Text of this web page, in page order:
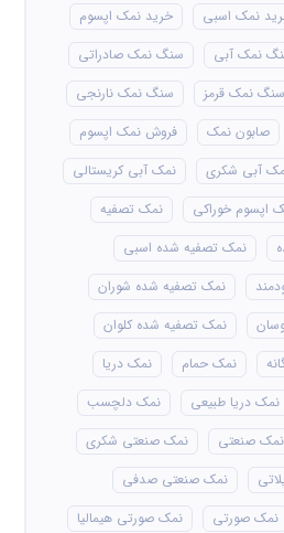
نمک اسبی
خرید نمک اپسوم
نمک آبی
سنگ نمک صادراتی
سنگ نمک قرمز
سنگ نمک نارنجی
صابون نمک
فروش نمک اپسوم
آبی شکری
نمک آبی کریستالی
اپسوم خوراکی
نمک تصفیه
نمک تصفیه شده اسبی
نمک تصفیه شده شوران
نمک تصفیه شده کلوان
نمک حمام
نمک دریا
نمک دریا طبیعی
نمک دلچسب
نمک صنعتی
نمک صنعتی شکری
نمک صنعتی صدفی
نمک صورتی
نمک صورتی هیمالیا